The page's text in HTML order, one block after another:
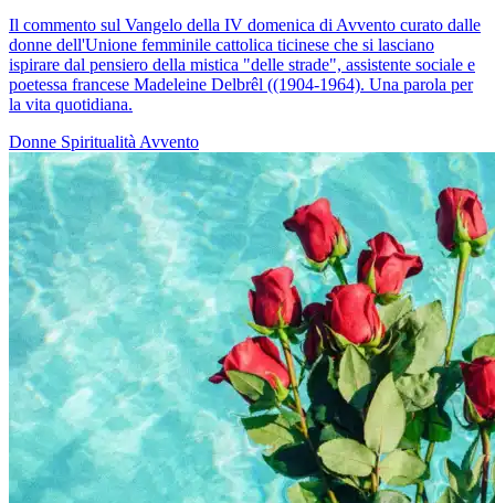
Il commento sul Vangelo della IV domenica di Avvento curato dalle
donne dell'Unione femminile cattolica ticinese che si lasciano
ispirare dal pensiero della mistica "delle strade", assistente sociale e
poetessa francese Madeleine Delbrêl ((1904-1964). Una parola per
la vita quotidiana.
Donne Spiritualità Avvento